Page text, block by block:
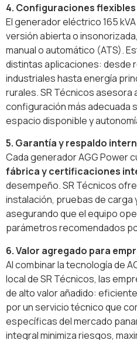
4. Configuraciones
El generador eléctrico 165
versión abierta o
manual o automático (ATS).
distintas aplicaciones: desde
industriales hasta energía
rurales. SR Técnicos asesora
configuración más adecuada
espacio disponible y
5. Garantía y respaldo
Cada generador AGG Power
fábrica y certificaciones
desempeño. SR Técnicos
instalación, pruebas de carga
asegurando que el equipo
parámetros recomendados
6. Valor agregado para
Al combinar la tecnología de
local de SR Técnicos, las
de alto valor añadido:
por un servicio técnico que
específicas del mercado
integral minimiza riesgos,